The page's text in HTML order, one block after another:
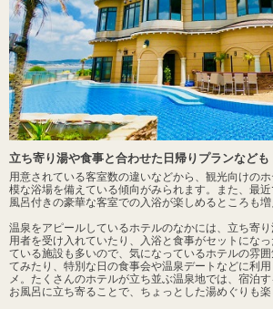
立ち寄り湯や食事と合わせた日帰りプランなども
用意されている客室数の違いなどから、観光向けの
模な浴場を備えている傾向がみられます。また、最
風呂付きの豪華な客室での入浴が楽しめるところも増
温泉をアピールしているホテルのなかには、立ち寄
用者を受け入れていたり、入浴と食事がセットにな
ている施設も多いので、気になっているホテルの雰
てみたり、特別な日の食事会や温泉デートなどに利
メ。たくさんのホテルが立ち並ぶ温泉地では、宿泊
お風呂に立ち寄ることで、ちょっとした湯めぐりも楽